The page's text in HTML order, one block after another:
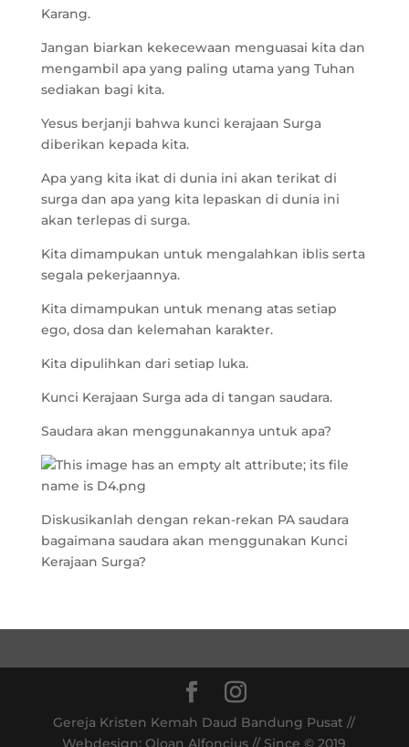
Karang.
Jangan biarkan kekecewaan menguasai kita dan
mengambil apa yang paling utama yang Tuhan
sediakan bagi kita.
Yesus berjanji bahwa kunci kerajaan Surga
diberikan kepada kita.
Apa yang kita ikat di dunia ini akan terikat di
surga dan apa yang kita lepaskan di dunia ini
akan terlepas di surga.
Kita dimampukan untuk mengalahkan iblis serta
segala pekerjaannya.
Kita dimampukan untuk menang atas setiap
ego, dosa dan kelemahan karakter.
Kita dipulihkan dari setiap luka.
Kunci Kerajaan Surga ada di tangan saudara.
Saudara akan menggunakannya untuk apa?
Diskusikanlah dengan rekan-rekan PA saudara
bagaimana saudara akan menggunakan Kunci
Kerajaan Surga?
Gereja Kristen Kemah Daud Bandung Pusat //
Webdesign: Oloan Alfoncius // Since © 2019